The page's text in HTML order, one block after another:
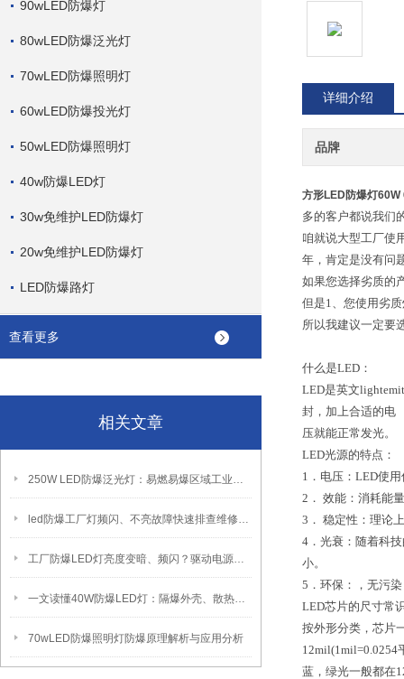
90wLED防爆灯
80wLED防爆泛光灯
70wLED防爆照明灯
60wLED防爆投光灯
50wLED防爆照明灯
40w防爆LED灯
30w免维护LED防爆灯
20w免维护LED防爆灯
LED防爆路灯
查看更多
相关文章
250W LED防爆泛光灯：易燃易爆区域工业固定照明装置
led防爆工厂灯频闪、不亮故障快速排查维修方法
工厂防爆LED灯亮度变暗、频闪？驱动电源故障检修方法
一文读懂40W防爆LED灯：隔爆外壳、散热、防爆认证原理
70wLED防爆照明灯防爆原理解析与应用分析
详细介绍
品牌
方形LED防爆灯
多的客户都说我们
咱就说大型工厂使
年，肯定是没有问
如果您选择劣质的
但是1、您使用劣
所以我建议一定要
什么是LED：
LED是英文
封，加上合适的电
压就能正常发光。
LED光源的特点：
1．电压：LED使
2． 效能：消耗能
3． 稳定性：理论
4．光衰：随着科
小。
5．环保：，无污
LED芯片的尺寸常
按外形分类，芯片
12mil(1mil=0.0254
蓝，绿光一般都在